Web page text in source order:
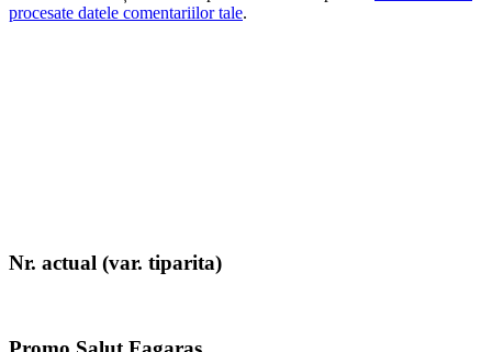
procesate datele comentariilor tale.
Nr. actual (var. tiparita)